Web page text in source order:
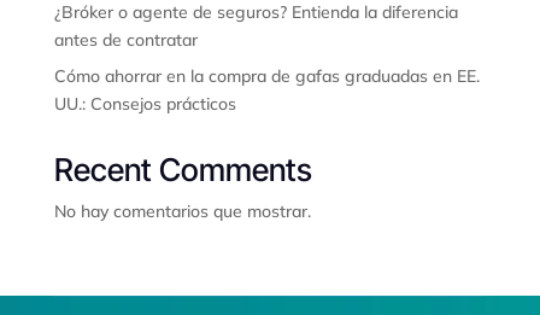
¿Bróker o agente de seguros? Entienda la diferencia
antes de contratar
Cómo ahorrar en la compra de gafas graduadas en EE.
UU.: Consejos prácticos
Recent Comments
No hay comentarios que mostrar.